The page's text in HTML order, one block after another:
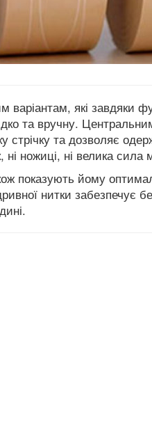
які завдяки
та вручну.
стрічку та дозволяє
ножиці, ні велика сила
показують йому
нитки забезпечує